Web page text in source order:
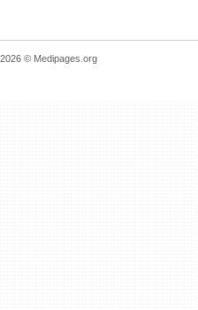
2026 © Medipages.org